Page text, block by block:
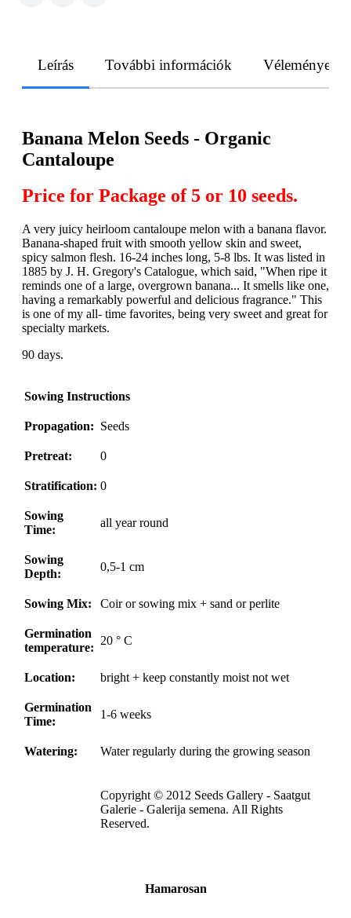
Leírás További információk Vélemények
Banana Melon Seeds - Organic
Cantaloupe
Price for Package of 5 or 10 seeds.
A very juicy heirloom cantaloupe melon with a banana flavor.
Banana-shaped fruit with smooth yellow skin and sweet,
spicy salmon flesh. 16-24 inches long, 5-8 lbs. It was listed in
1885 by J. H. Gregory's Catalogue, which said, "When ripe it
reminds one of a large, overgrown banana... It smells like one,
having a remarkably powerful and delicious fragrance." This
is one of my all- time favorites, being very sweet and great for
specialty markets.
90 days.
Sowing Instructions
Propagation: Seeds
Pretreat: 0
Stratification: 0
Sowing
Time:
all year round
Sowing
Depth:
0,5-1 cm
Sowing Mix: Coir or sowing mix + sand or perlite
Germination
temperature:
20 ° C
Location: bright + keep constantly moist not wet
Germination
Time:
1-6 weeks
Watering: Water regularly during the growing season
Copyright © 2012 Seeds Gallery - Saatgut
Galerie - Galerija semena. All Rights
Reserved.
Hamarosan